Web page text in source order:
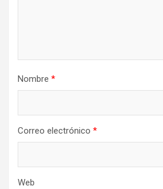
Nombre *
Correo electrónico *
Web